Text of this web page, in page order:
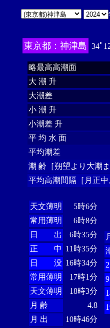
東京都：神津島 34ﾟ
略最高高潮面
大 潮 升
大潮差
小 潮 升
小潮差 升
平 均 水 面
平均潮差
潮 齢［朔望より大潮ま
平均高潮間隔［月正中
天文薄明
5時6分
常用薄明
6時8分
日 出
6時35分
正 中 11時35分
日 没 16時34分
常用薄明
17時1分
天文薄明
18時3分
月 齢
4.8
月 出
10時46分